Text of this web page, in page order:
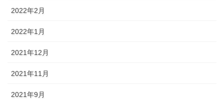
2022年2月
2022年1月
2021年12月
2021年11月
2021年9月